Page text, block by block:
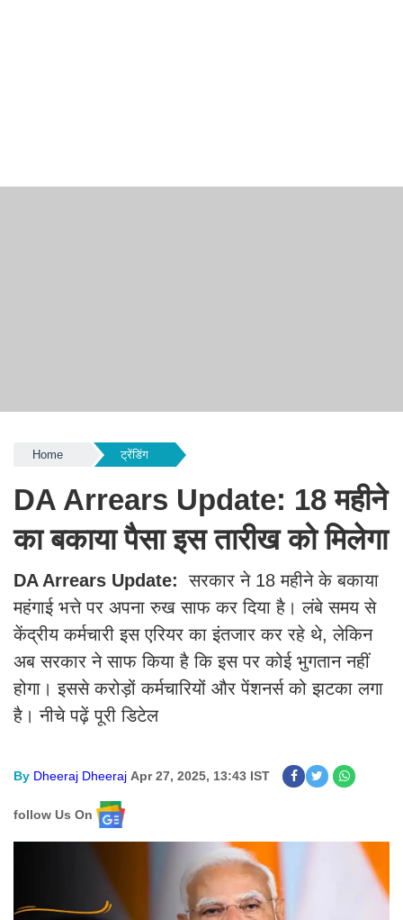
Home ट्रेंडिंग
DA Arrears Update: 18 महीने
का बकाया पैसा इस तारीख को मिलेगा
DA Arrears Update:सरकार ने 18 महीने के बकाया
महंगाई भत्ते पर अपना रुख साफ कर दिया है। लंबे समय से
केंद्रीय कर्मचारी इस एरियर का इंतजार कर रहे थे, लेकिन
अब सरकार ने साफ किया है कि इस पर कोई भुगतान नहीं
होगा। इससे करोड़ों कर्मचारियों और पेंशनर्स को झटका लगा
है। नीचे पढ़ें पूरी डिटेल
By Dheeraj Dheeraj Apr 27, 2025, 13:43 IST
follow Us On